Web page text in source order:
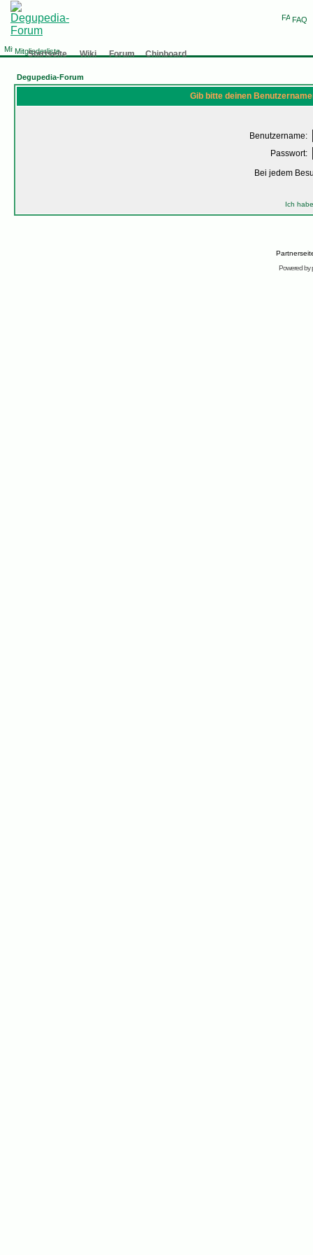
FAQ
Mitgliederliste
Startseite Wiki Forum Chinboard
Degupedia-Forum
Gib bitte deinen
Benutzername:
Passwort:
Bei jedem
Ich
Powered by